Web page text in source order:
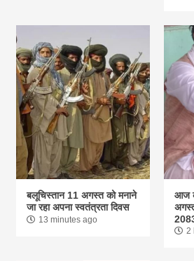
बलूचिस्तान 11 अगस्त को मनाने
जा रहा अपना स्वतंत्रता दिवस
13 minutes ago
आज
2